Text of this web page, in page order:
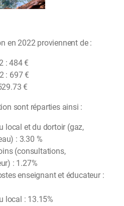
en 2022 proviennent de :
: 484 €
: 697 €
€
sont réparties ainsi :
local et du dortoir (gaz,
: 3.30 %
(consultations,
: 1.27%
enseignant et éducateur :
local : 13.15%